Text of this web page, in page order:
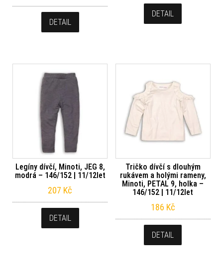
DETAIL
DETAIL
Legíny dívčí, Minoti, JEG 8,
modrá – 146/152 | 11/12let
207 Kč
DETAIL
Tričko dívčí s dlouhým
rukávem a holými rameny,
Minoti, PETAL 9, holka –
146/152 | 11/12let
186 Kč
DETAIL